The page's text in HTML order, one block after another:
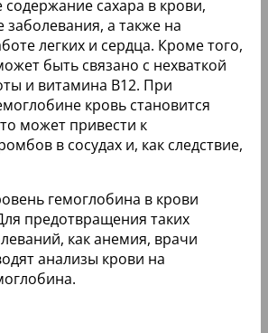
сахара в крови,
заболевания, а также на
легких и сердца. Кроме того,
быть связано с нехваткой
и витамина В12. При
кровь становится
может привести к
в сосудах и, как следствие,
гемоглобина в крови
предотвращения таких
как анемия, врачи
анализы крови на